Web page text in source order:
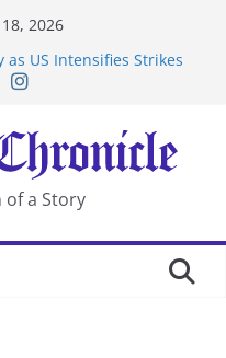
2026
US Intensifies Strikes
Linked National
in China’s Chongqing
Tanker Off Yemen
of a Story